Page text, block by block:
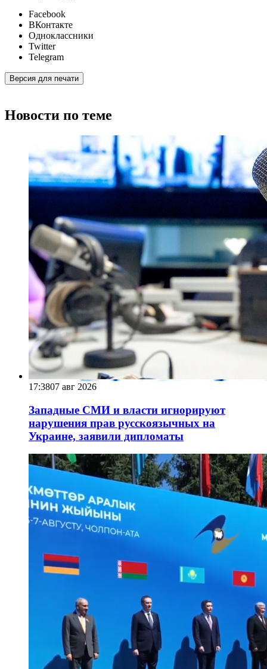
Facebook
ВКонтакте
Одноклассники
Twitter
Telegram
Версия для печати
Новости по теме
17:3807 авг 2026
Западные СМИ и власти игнорируют
нарушения прав русскоязычных на
Украине, заявили дипломаты